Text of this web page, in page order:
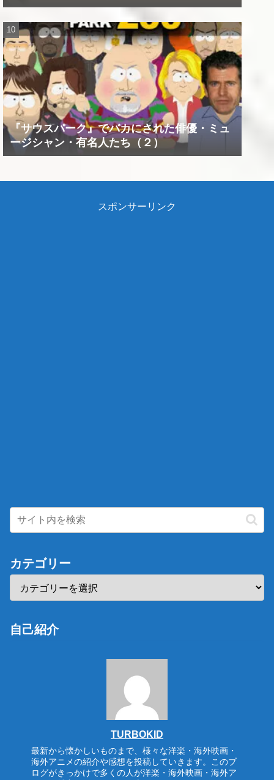
『サウスパーク』でバカにされた俳優・ミュ
ージシャン・有名人たち（２）
スポンサーリンク
カテゴリー
自己紹介
TURBOKID
最新から懐かしいものまで、様々な洋楽・海外映画・
海外アニメの紹介や感想を投稿していきます。このブ
ログがきっかけで多くの人が洋楽・海外映画・海外ア